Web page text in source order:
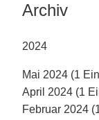
Archiv
2024
Mai 2024 (1
April 2024 (1
Februar 2024